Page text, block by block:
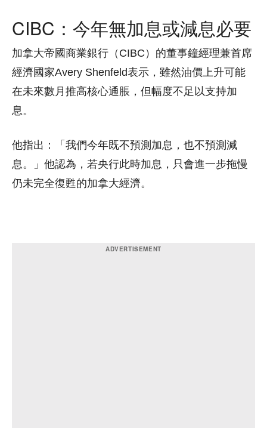
CIBC：今年無加息或減息必要
加拿大帝國商業銀行（CIBC）的董事鐘經理兼首席
經濟國家Avery Shenfeld表示，雖然油價上升可能
在未來數月推高核心通脹，但幅度不足以支持加
息。
他指出：「我們今年既不預測加息，也不預測減
息。」他認為，若央行此時加息，只會進一步拖慢
仍未完全復甦的加拿大經濟。